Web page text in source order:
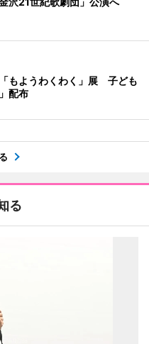
もようわくわく」展 子ども
配布
る